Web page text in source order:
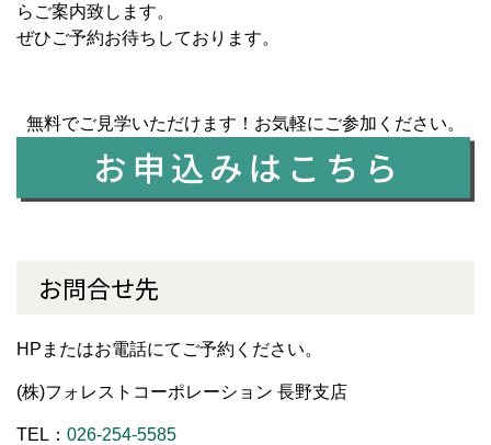
らご案内致します。
ぜひご予約お待ちしております。
無料でご見学いただけます！お気軽にご参加ください。
お問合せ先
HPまたはお電話にてご予約ください。
(株)フォレストコーポレーション 長野支店
TEL： 026-254-5585